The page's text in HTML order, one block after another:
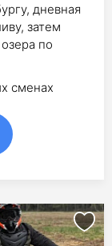
дневная
затем
по
сменах